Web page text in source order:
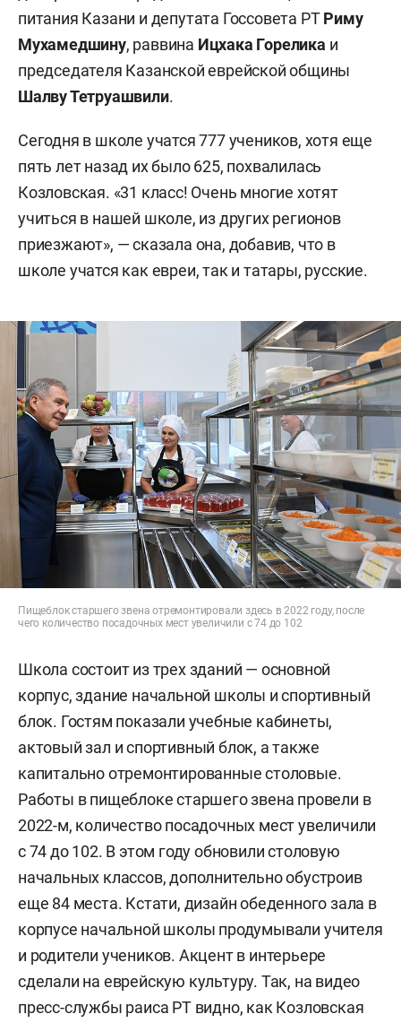
питания Казани и депутата Госсовета РТРиму
Мухамедшину, раввина Ицхака Горелика и
председателя Казанской еврейской общины
Шалву Тетруашвили.
Сегодня в школе учатся 777 учеников, хотя еще
пять лет назад их было 625, похвалилась
Козловская. «31 класс! Очень многие хотят
учиться в нашей школе, из других регионов
приезжают», — сказала она, добавив, что в
школе учатся как евреи, так и татары, русские.
Пищеблок старшего звена отремонтировали здесь в 2022 году, после
чего количество посадочных мест увеличили с 74 до 102
Школа состоит из трех зданий — основной
корпус, здание начальной школы и спортивный
блок. Гостям показали учебные кабинеты,
актовый зал и спортивный блок, а также
капитально отремонтированные столовые.
Работы в пищеблоке старшего звена провели в
2022-м, количество посадочных мест увеличили
с 74 до 102. В этом году обновили столовую
начальных классов, дополнительно обустроив
еще 84 места. Кстати, дизайн обеденного зала в
корпусе начальной школы продумывали учителя
и родители учеников. Акцент в интерьере
сделали на еврейскую культуру. Так, на видео
пресс-службы раиса РТ видно, как Козловская